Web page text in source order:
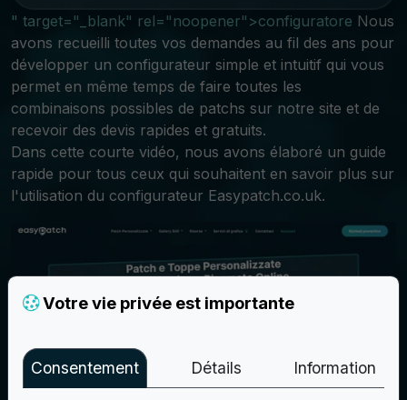
" target="_blank" rel="noopener">configuratore Nous
avons recueilli toutes vos demandes au fil des ans pour
développer un configurateur simple et intuitif qui vous
permet en même temps de faire toutes les
combinaisons possibles de patchs sur notre site et de
recevoir des devis rapides et gratuits.
Dans cette courte vidéo, nous avons élaboré un guide
rapide pour tous ceux qui souhaitent en savoir plus sur
l'utilisation du configurateur Easypatch.co.uk.
Votre vie privée est importante
Consentement Détails Information